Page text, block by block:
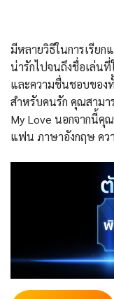
มีหลายวิธีในการเรีย
น่ารักไปจนถึงชื่อเล่น
และความชื่นชอบของ
สำหรับคนรัก คุณสามา
My Love นอกจากนี้คุ
แฟน ภาษาอังกฤษ คว